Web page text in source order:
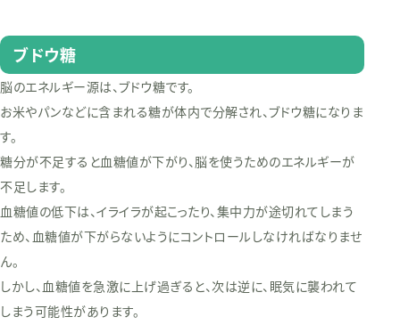
ブドウ糖
脳のエネルギー源は、ブドウ糖です。
お米やパンなどに含まれる糖が体内で分解され、ブドウ糖になりま
す。
糖分が不足すると血糖値が下がり、脳を使うためのエネルギーが
不足します。
血糖値の低下は、イライラが起こったり、集中力が途切れてしまう
ため、血糖値が下がらないようにコントロールしなければなりませ
ん。
しかし、血糖値を急激に上げ過ぎると、次は逆に、眠気に襲われて
しまう可能性があります。